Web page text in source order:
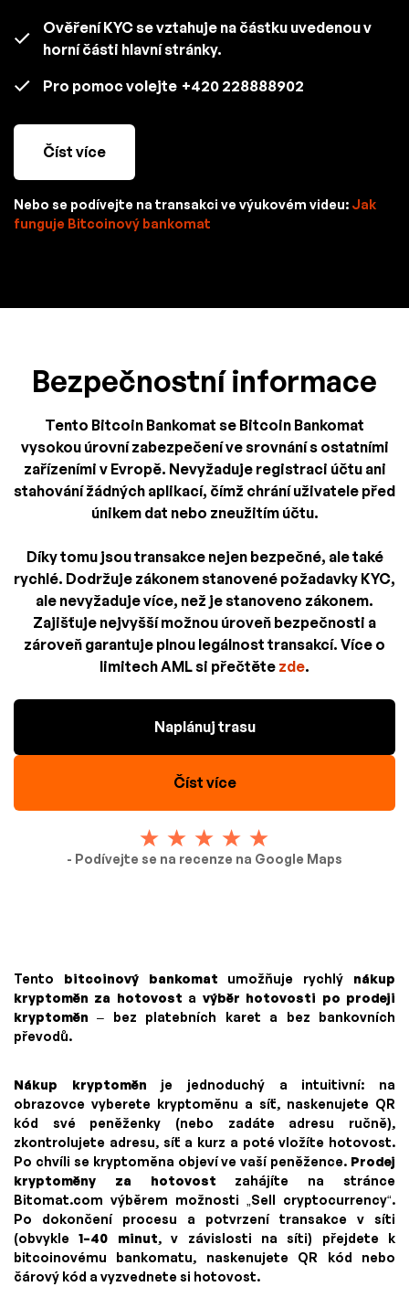
Ověření KYC se vztahuje na částku uvedenou v
horní části hlavní stránky.
Pro pomoc volejte +420 228888902
Číst více
Nebo se podívejte na transakci ve výukovém videu: Jak
funguje Bitcoinový bankomat
Bezpečnostní informace
Tento Bitcoin Bankomat se Bitcoin Bankomat
vysokou úrovní zabezpečení ve srovnání s ostatními
zařízeními v Evropě. Nevyžaduje registraci účtu ani
stahování žádných aplikací, čímž chrání uživatele před
únikem dat nebo zneužitím účtu.
Díky tomu jsou transakce nejen bezpečné, ale také
rychlé. Dodržuje zákonem stanovené požadavky KYC,
ale nevyžaduje více, než je stanoveno zákonem.
Zajišťuje nejvyšší možnou úroveň bezpečnosti a
zároveň garantuje plnou legálnost transakcí. Více o
limitech AML si přečtěte zde.
Naplánuj trasu
Číst více
- Podívejte se na recenze na Google Maps
Tento bitcoinový bankomat umožňuje rychlý nákup
kryptoměn za hotovost a výběr hotovosti po prodeji
kryptoměn – bez platebních karet a bez bankovních
převodů.
Nákup kryptoměn je jednoduchý a intuitivní: na
obrazovce vyberete kryptoměnu a síť, naskenujete QR
kód své peněženky (nebo zadáte adresu ručně),
zkontrolujete adresu, síť a kurz a poté vložíte hotovost.
Po chvíli se kryptoměna objeví ve vaší peněžence. Prodej
kryptoměny za hotovost zahájíte na stránce
Bitomat.com výběrem možnosti „Sell cryptocurrency“.
Po dokončení procesu a potvrzení transakce v síti
(obvykle1–40 minut, v závislosti na síti) přejdete k
bitcoinovému bankomatu, naskenujete QR kód nebo
čárový kód a vyzvednete si hotovost.